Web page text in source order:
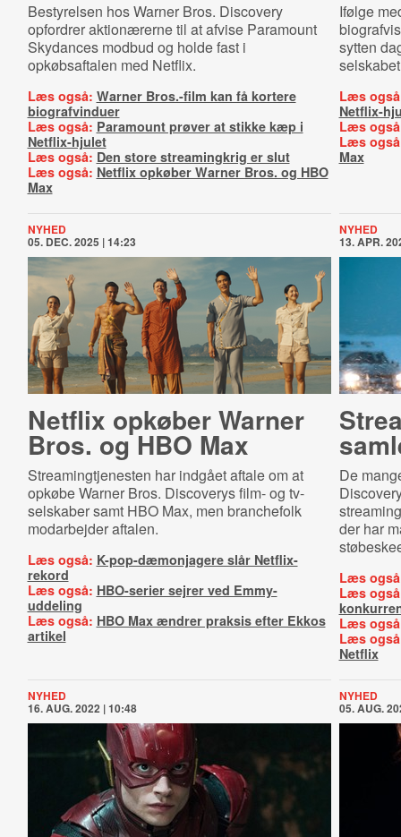
Bestyrelsen hos Warner Bros. Discovery
opfordrer aktionærerne til at afvise Paramount
Skydances modbud og holde fast i
opkøbsaftalen med Netflix.
Læs også: Warner Bros.-film kan få kortere
biografvinduer
Læs også: Paramount prøver at stikke kæp i
Netflix-hjulet
Læs også: Den store streamingkrig er slut
Læs også: Netflix opkøber Warner Bros. og HBO
Max
Ifølge
sytten
Læs
Netflix-
Læs
Læs
Max
NYHED
05. DEC. 2025 | 14:23
Netflix opkøber Warner
Bros. og HBO Max
Streamingtjenesten har indgået aftale om at
opkøbe Warner Bros. Discoverys film- og tv-
selskaber samt HBO Max, men branchefolk
modarbejder aftalen.
Læs også: K-pop-dæmonjagere slår Netflix-
rekord
Læs også: HBO-serier sejrer ved Emmy-
uddeling
Læs også: HBO Max ændrer praksis efter Ekkos
artikel
NYHED
13. APR.
De
der har
Læs
Læs
Læs
Læs
Netflix
NYHED
16. AUG. 2022 | 10:48
NYHED
05. AUG.